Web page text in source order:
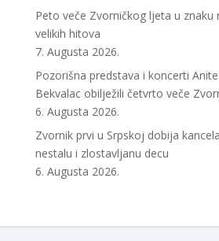
Peto veče Zvorničkog ljeta u znaku
velikih hitova
7. Augusta 2026.
Pozorišna predstava i koncerti
Bekvalac obilježili četvrto veče
6. Augusta 2026.
Zvornik prvi u Srpskoj dobija
nestalu i zlostavljanu decu
6. Augusta 2026.